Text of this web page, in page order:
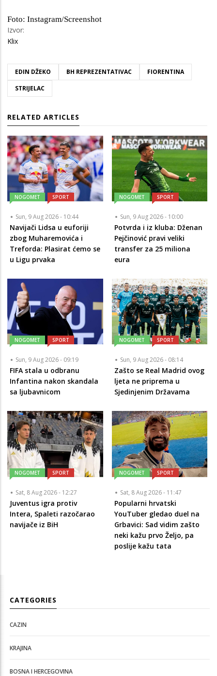
Foto: Instagram/Screenshot
Izvor:
Klix
EDIN DŽEKO BH REPREZENTATIVAC
FIORENTINA
STRIJELAC
RELATED ARTICLES
NOGOMET SPORT
Sun, 9 Aug 2026 - 10:44
Navijači Lidsa u euforiji
zbog Muharemovića i
Treforda: Plasirat ćemo se
u Ligu prvaka
NOGOMET SPORT
Sun, 9 Aug 2026 - 10:00
Potvrda i iz kluba: Dženan
Pejčinović pravi veliki
transfer za 25 miliona
eura
NOGOMET SPORT
Sun, 9 Aug 2026 - 09:19
FIFA stala u odbranu
Infantina nakon skandala
sa ljubavnicom
NOGOMET SPORT
Sun, 9 Aug 2026 - 08:14
Zašto se Real Madrid ovog
ljeta ne priprema u
Sjedinjenim Državama
NOGOMET SPORT
Sat, 8 Aug 2026 - 12:27
Juventus igra protiv
Intera, Spaleti razočarao
navijače iz BiH
NOGOMET SPORT
Sat, 8 Aug 2026 - 11:47
Popularni hrvatski
YouTuber gledao duel na
Grbavici: Sad vidim zašto
neki kažu prvo Željo, pa
poslije kažu tata
CATEGORIES
CAZIN
KRAJINA
BOSNA I HERCEGOVINA